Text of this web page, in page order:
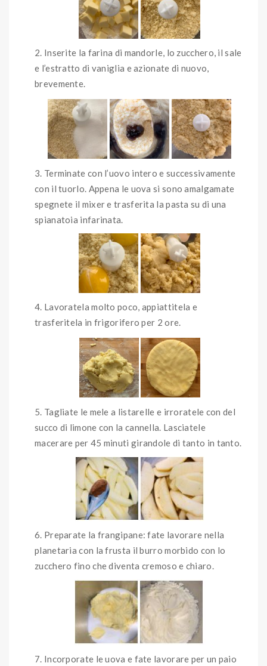
Inserite la farina di mandorle, lo zucchero, il sale
e l’estratto di vaniglia e azionate di nuovo,
brevemente.
Terminate con l’uovo intero e successivamente
con il tuorlo. Appena le uova si sono amalgamate
spegnete il mixer e trasferita la pasta su di una
spianatoia infarinata.
Lavoratela molto poco, appiattitela e
trasferitela in frigorifero per 2 ore.
Tagliate le mele a listarelle e irroratele con del
succo di limone con la cannella. Lasciatele
macerare per 45 minuti girandole di tanto in tanto.
Preparate la frangipane: fate lavorare nella
planetaria con la frusta il burro morbido con lo
zucchero fino che diventa cremoso e chiaro.
Incorporate le uova e fate lavorare per un paio